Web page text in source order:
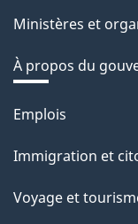
Ministères et
À propos du
Thèmes
sujets
Emplois
Immigration et
Voyage et